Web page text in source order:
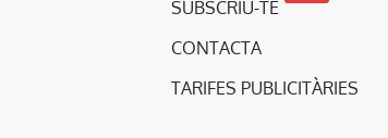
SUBSCRIU-TE
CONTACTA
TARIFES PUBLICITÀRIES